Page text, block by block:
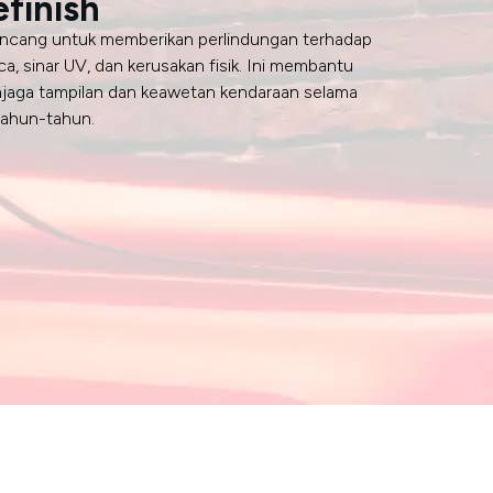
untuk memberikan perlindungan terhadap
sinar UV, dan kerusakan fisik. Ini membantu
tampilan dan keawetan kendaraan selama
tahun.